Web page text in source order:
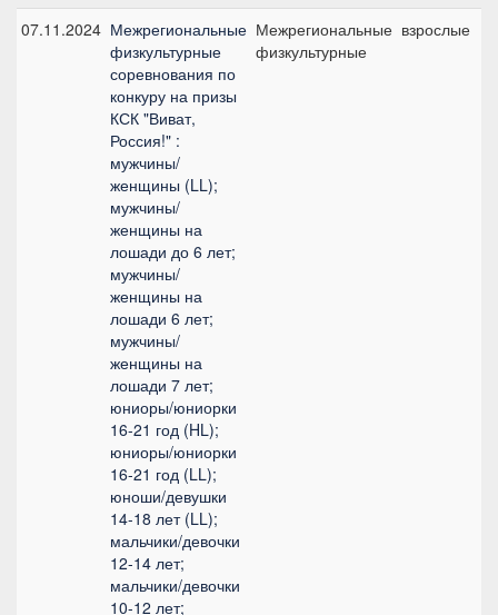
07.11.2024 Межрегиональные
физкультурные
соревнования по
конкуру на призы
КСК "Виват,
Россия!" :
мужчины/
женщины (LL);
мужчины/
женщины на
лошади до 6 лет;
мужчины/
женщины на
лошади 6 лет;
мужчины/
женщины на
лошади 7 лет;
юниоры/юниорки
16-21 год (HL);
юниоры/юниорки
16-21 год (LL);
юноши/девушки
14-18 лет (LL);
мальчики/девочки
12-14 лет;
мальчики/девочки
10-12 лет;
Межрегиональные
физкультурные
взрослые